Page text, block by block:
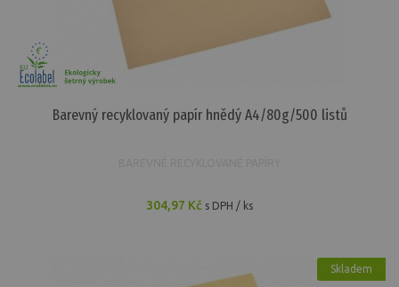
Barevný recyklovaný papír hnědý A4/80g/500 listů
304,97 Kč s DPH / ks
Skladem